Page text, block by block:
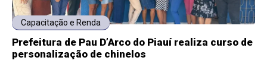
Capacitação e Renda
Prefeitura de Pau D’Arco do Piauí realiza curso de
personalização de chinelos